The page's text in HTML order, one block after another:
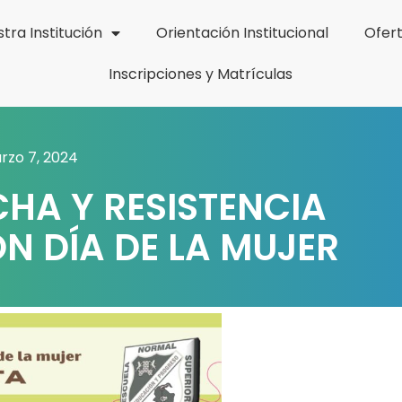
Institución Orientación Institucional
Inscripciones y Matrículas
7, 2024
Y RESISTENCIA
DÍA DE LA MUJER